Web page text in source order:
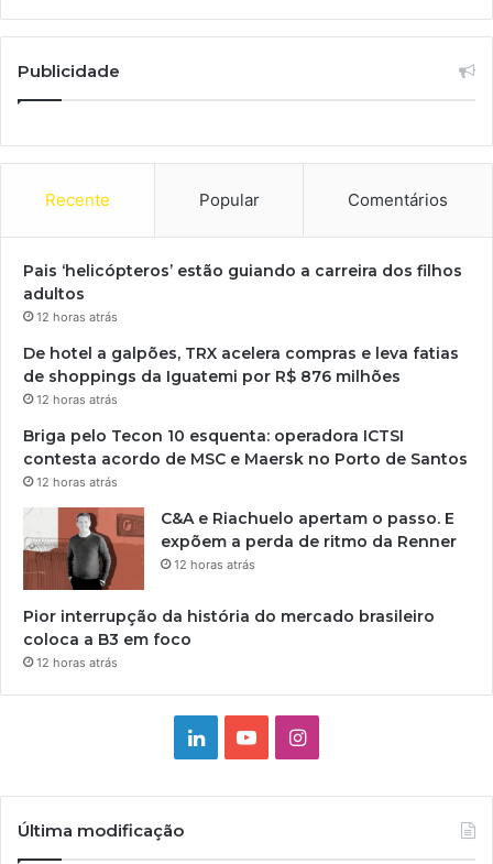
Publicidade
Recente Popular Comentários
Pais ‘helicópteros’ estão guiando a carreira dos filhos
adultos
12 horas atrás
De hotel a galpões, TRX acelera compras e leva fatias
de shoppings da Iguatemi por R$ 876 milhões
12 horas atrás
Briga pelo Tecon 10 esquenta: operadora ICTSI
contesta acordo de MSC e Maersk no Porto de Santos
12 horas atrás
C&A e Riachuelo apertam o passo. E
expõem a perda de ritmo da Renner
12 horas atrás
Pior interrupção da história do mercado brasileiro
coloca a B3 em foco
12 horas atrás
LinkedinYouTubeInstagram
Última modificação